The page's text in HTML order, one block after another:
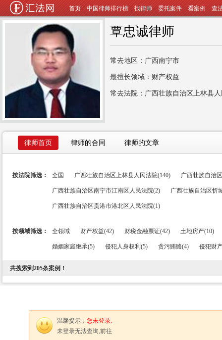
首页 中国律师排行榜 找律师 委托案件 看案例 查
覃忠诚律师
常去地区：广西南宁市
最擅长领域：财产权益
常去法院：广西壮族自治区上林县
律师首页 律师的合同 律师的文章
按法院筛选： 全国 广西壮族自治区上林县人民法院(140) 广西壮族自治
广西壮族自治区南宁市江南区人民法院(2) 广西壮族自治区忻
广西壮族自治区贵港市港北区人民法院(1)
按领域筛选： 全领域 财产权益(42) 财税金融票证(42) 土地房产(10)
婚姻家庭继承(5) 侵犯人身权利(5) 贪污贿赂(4) 侵犯财
共搜索到205条案例！
温馨提示： 您未登录.
未登录无法查询,前往